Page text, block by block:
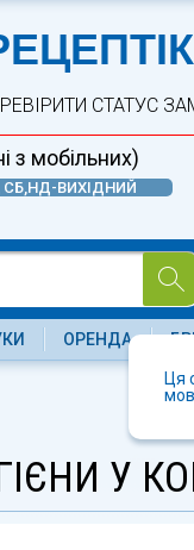
СТАТУС
з мобільних)
СБ,НД-ВИХІДНИЙ
Ця
ОРЕНДА
У